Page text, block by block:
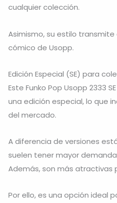
cualquier colección.
Asimismo, su estilo
cómico de Usopp.
Edición Especial (SE) para
Este Funko Pop Usopp 2333
una edición especial, lo que
del mercado.
A diferencia de versiones
suelen tener mayor
Además, son más atractivas
Por ello, es una opción ideal